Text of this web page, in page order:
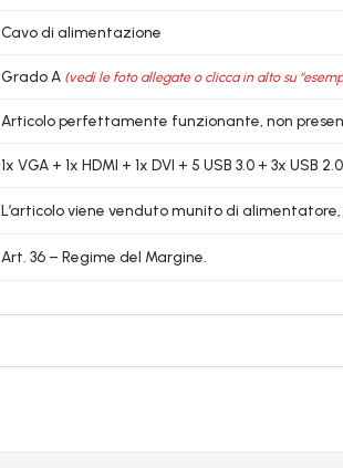
Cavo di alimentazione
Grado A (vedi le foto allegate o clicca in alto su
Articolo perfettamente funzionante, non
1x VGA + 1x HDMI + 1x DVI + 5 USB 3.0 + 3x USB
L’articolo viene venduto munito di
Art. 36 – Regime del Margine.